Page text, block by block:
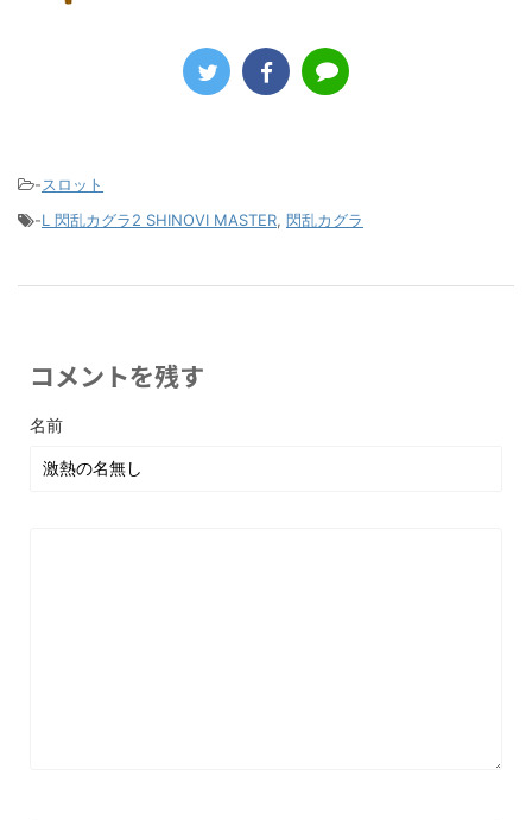
-スロット
-L 閃乱カグラ2 SHINOVI MASTER, 閃乱カグラ
コメントを残す
名前